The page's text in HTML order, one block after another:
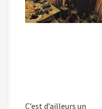
C’est d’ailleurs un